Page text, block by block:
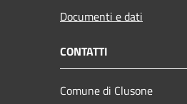
Documenti e dati
CONTATTI
Comune di Clusone